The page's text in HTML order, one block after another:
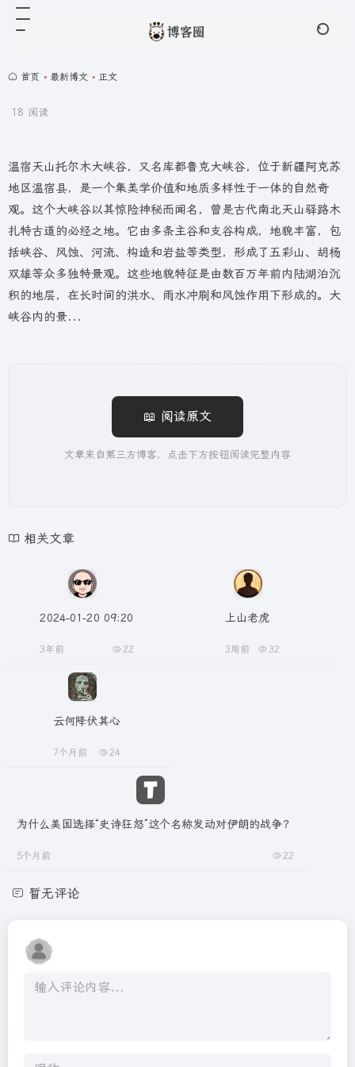
首页 • 最新博文 • 正文
18 阅读
温宿天山托尔木大峡谷，又名库都鲁克大峡谷，位于新疆阿克苏
地区温宿县，是一个集美学价值和地质多样性于一体的自然奇
观。这个大峡谷以其惊险神秘而闻名，曾是古代南北天山驿路木
扎特古道的必经之地。它由多条主谷和支谷构成，地貌丰富，包
括峡谷、风蚀、河流、构造和岩盐等类型，形成了五彩山、胡杨
双雄等众多独特景观。这些地貌特征是由数百万年前内陆湖泊沉
积的地层，在长时间的洪水、雨水冲刷和风蚀作用下形成的。大
峡谷内的景...
📖 阅读原文
文章来自第三方博客，点击下方按钮阅读完整内容
相关文章
2024-01-20 09:20
3年前 22
上山老虎
3周前 32
云何降伏其心
7个月前 24
为什么美国选择“史诗狂怒”这个名称发动对伊朗的战争？
5个月前 22
暂无评论